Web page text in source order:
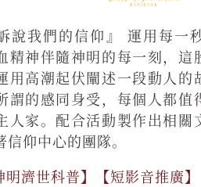
說我們的信仰』 運用每一
精神伴隨神明的每一刻，這
用高潮起伏闡述一段動人的
謂的感同身受，每個人都值
人家。配合活動製作出相關
仰中心的團隊。
明濟世科普】【短影音推廣